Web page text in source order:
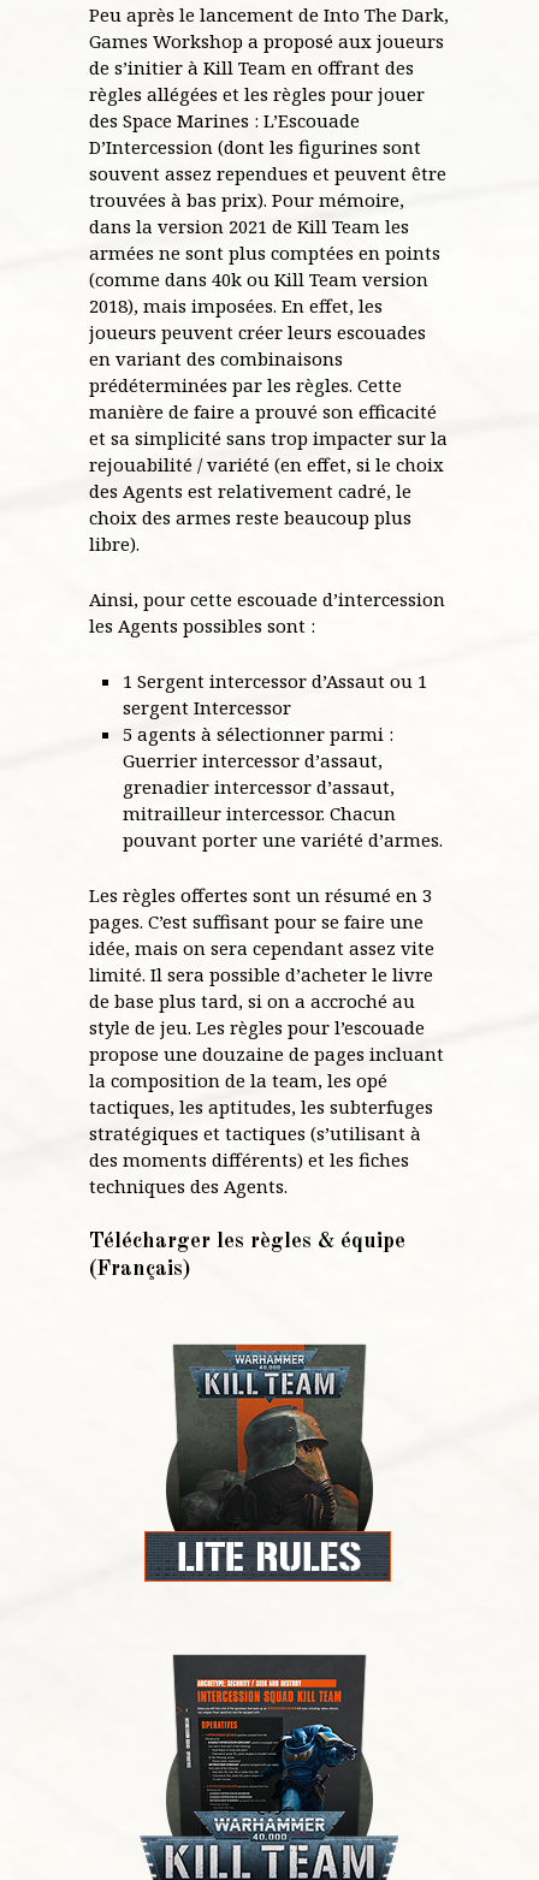
Peu après le lancement de Into The Dark,
Games Workshop a proposé aux joueurs
de s’initier à Kill Team en offrant des
règles allégées et les règles pour jouer
des Space Marines : L’Escouade
D’Intercession (dont les figurines sont
souvent assez rependues et peuvent être
trouvées à bas prix). Pour mémoire,
dans la version 2021 de Kill Team les
armées ne sont plus comptées en points
(comme dans 40k ou Kill Team version
2018), mais imposées. En effet, les
joueurs peuvent créer leurs escouades
en variant des combinaisons
prédéterminées par les règles. Cette
manière de faire a prouvé son efficacité
et sa simplicité sans trop impacter sur la
rejouabilité / variété (en effet, si le choix
des Agents est relativement cadré, le
choix des armes reste beaucoup plus
libre).
Ainsi, pour cette escouade d’intercession
les Agents possibles sont :
1 Sergent intercessor d’Assaut ou 1
sergent Intercessor
5 agents à sélectionner parmi :
Guerrier intercessor d’assaut,
grenadier intercessor d’assaut,
mitrailleur intercessor. Chacun
pouvant porter une variété d’armes.
Les règles offertes sont un résumé en 3
pages. C’est suffisant pour se faire une
idée, mais on sera cependant assez vite
limité. Il sera possible d’acheter le livre
de base plus tard, si on a accroché au
style de jeu. Les règles pour l’escouade
propose une douzaine de pages incluant
la composition de la team, les opé
tactiques, les aptitudes, les subterfuges
stratégiques et tactiques (s’utilisant à
des moments différents) et les fiches
techniques des Agents.
Télécharger les règles & équipe
(Français)